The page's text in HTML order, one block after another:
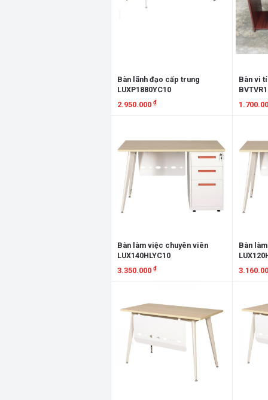
Bàn lãnh đạo cấp trung
LUXP1880YC10
2.950.000 ₫
Bàn vi
Bàn làm việc chuyên viên
LUX140HLYC10
3.350.000 ₫
Bàn